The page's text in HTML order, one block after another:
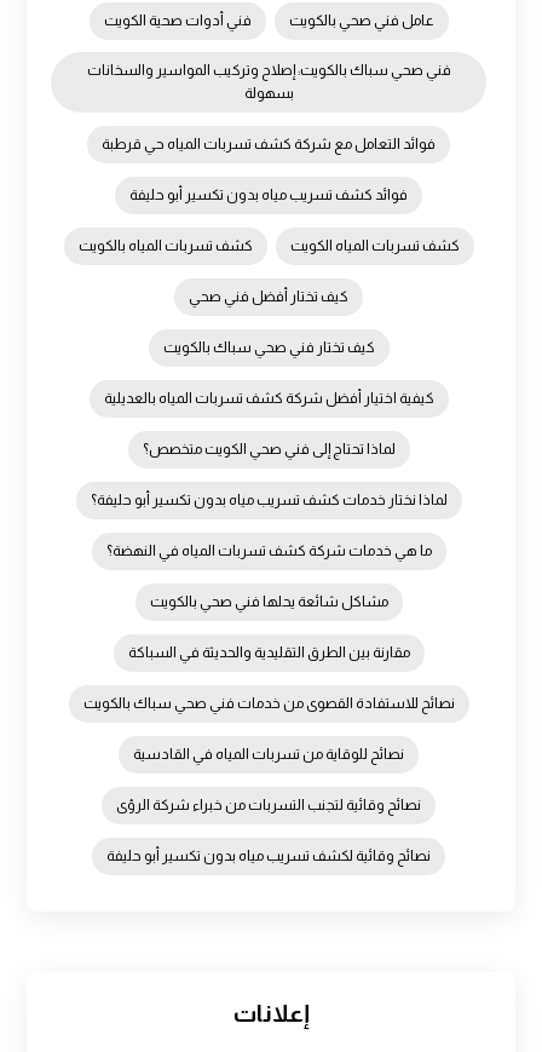
عامل فني صحي بالكويت فني أدوات صحية الكويت
فني صحي سباك بالكويت: إصلاح وتركيب المواسير والسخانات
بسهولة
فوائد التعامل مع شركة كشف تسربات المياه حي قرطبة
فوائد كشف تسريب مياه بدون تكسير أبو حليفة
كشف تسربات المياه الكويت كشف تسربات المياه بالكويت
كيف تختار أفضل فني صحي
كيف تختار فني صحي سباك بالكويت
كيفية اختيار أفضل شركة كشف تسربات المياه بالعديلية
لماذا تحتاج إلى فني صحي الكويت متخصص؟
لماذا نختار خدمات كشف تسريب مياه بدون تكسير أبو حليفة؟
ما هي خدمات شركة كشف تسربات المياه في النهضة؟
مشاكل شائعة يحلها فني صحي بالكويت
مقارنة بين الطرق التقليدية والحديثة في السباكة
نصائح للاستفادة القصوى من خدمات فني صحي سباك بالكويت
نصائح للوقاية من تسربات المياه في القادسية
نصائح وقائية لتجنب التسربات من خبراء شركة الرؤى
نصائح وقائية لكشف تسريب مياه بدون تكسير أبو حليفة
إعلانات